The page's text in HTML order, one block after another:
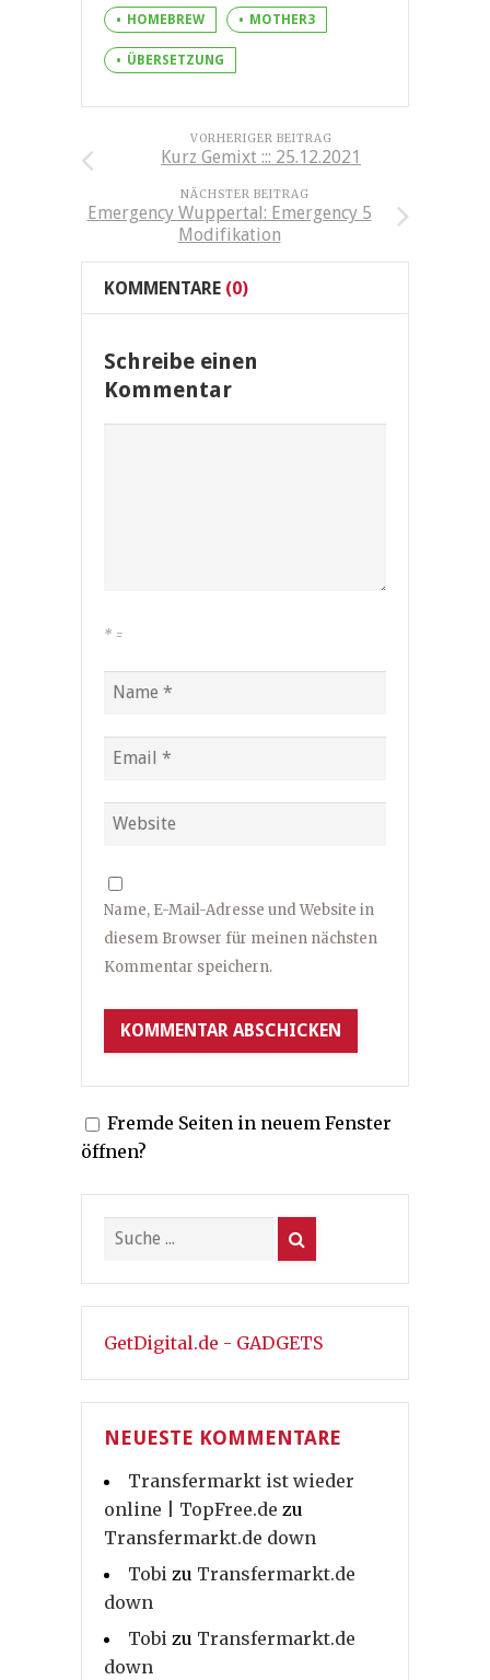
HOMEBREW MOTHER3
ÜBERSETZUNG
VORHERIGER BEITRAG
Kurz Gemixt ::: 25.12.2021
NÄCHSTER BEITRAG
Emergency Wuppertal: Emergency 5
Modifikation
KOMMENTARE (0)
Schreibe einen
Kommentar
* =
Name, E-Mail-Adresse und Website in
diesem Browser für meinen nächsten
Kommentar speichern.
Fremde Seiten in neuem Fenster
öffnen?
GetDigital.de - GADGETS
NEUESTE KOMMENTARE
Transfermarkt ist wieder
online | TopFree.de zu
Transfermarkt.de down
Tobi zu Transfermarkt.de
down
Tobi zu Transfermarkt.de
down